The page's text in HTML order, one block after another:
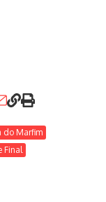
do Marfim
Final